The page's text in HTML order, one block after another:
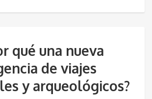
qué una nueva
de viajes
y arqueológicos?